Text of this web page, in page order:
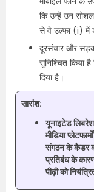
कि उन्हें उन सोशल
से वे उल्फा (i) में
दूरसंचार और
सुनिश्चित किया
दिया है।
सारांश:
यूनाइटेड
मीडिया
संगठन के कैडर
प्रतिबंध के
पीढ़ी को